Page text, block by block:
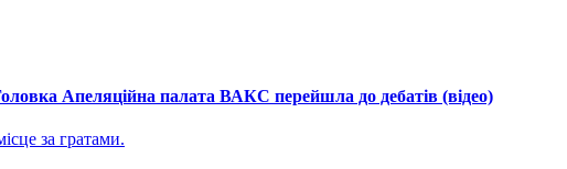
Апеляційна палата ВАКС перейшла до дебатів (відео)
за гратами.